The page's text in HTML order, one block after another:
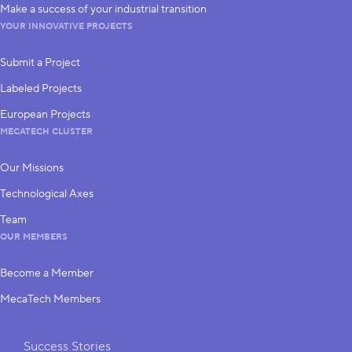
Make a success of your industrial transition
YOUR INNOVATIVE PROJECTS
Submit a Project
Labeled Projects
European Projects
MECATECH CLUSTER
Our Missions
Technological Axes
Team
OUR MEMBERS
Become a Member
MecaTech Members
Shortcuts
Success Stories